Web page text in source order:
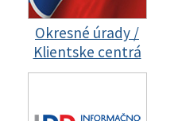
Okresné úrady /
Klientske centrá